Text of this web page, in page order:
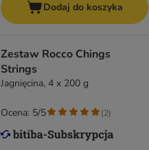
Dodaj do koszyka
Zestaw Rocco Chings
Strings
Jagnięcina, 4 x 200 g
Ocena: 5/5 (2)